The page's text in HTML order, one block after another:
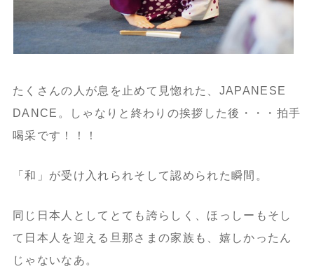
たくさんの人が息を止めて見惚れた、JAPANESE
DANCE。しゃなりと終わりの挨拶した後・・・拍手
喝采です！！！
「和」が受け入れられそして認められた瞬間。
同じ日本人としてとても誇らしく、ほっしーもそし
て日本人を迎える旦那さまの家族も、嬉しかったん
じゃないなあ。